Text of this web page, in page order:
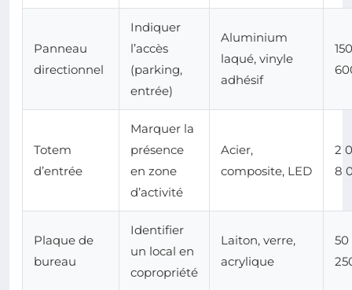
Panneau
directionnel
Indiquer
l’accès
(parking,
entrée)
Aluminium
laqué, vinyle
adhésif
Totem
d’entrée
Marquer la
présence
en zone
d’activité
Acier,
composite, LED
2
8
Plaque de
bureau
Identifier
un local en
copropriété
Laiton, verre,
acrylique
50